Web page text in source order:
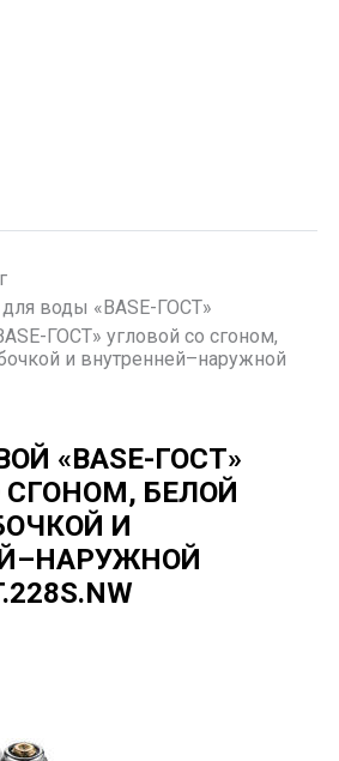
воды «BASE-ГОСТ»
ГОСТ» угловой со сгоном,
и внутренней–наружной
«BASE-ГОСТ»
СГОНОМ, БЕЛОЙ
И